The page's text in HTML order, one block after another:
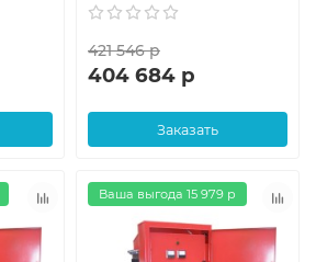
421 546 р
404 684 р
Заказать
Ваша выгода 15 979 р